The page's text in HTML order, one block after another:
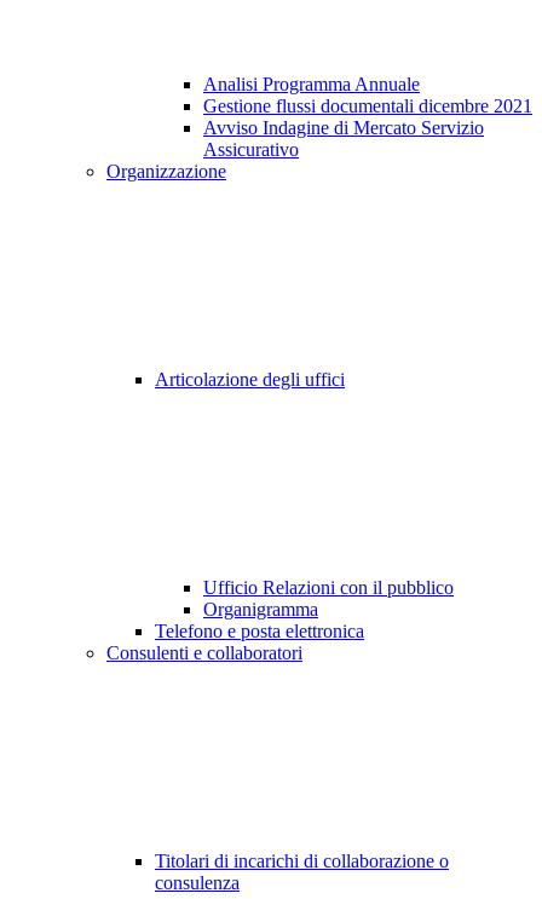
Analisi Programma Annuale
Gestione flussi documentali dicembre 2021
Avviso Indagine di Mercato Servizio
Assicurativo
Organizzazione
Articolazione degli uffici
Ufficio Relazioni con il pubblico
Organigramma
Telefono e posta elettronica
Consulenti e collaboratori
Titolari di incarichi di collaborazione o
consulenza